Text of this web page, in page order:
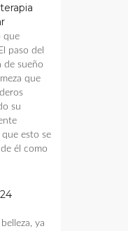
que
paso del
de sueño
que
su
esto se
él como
ya